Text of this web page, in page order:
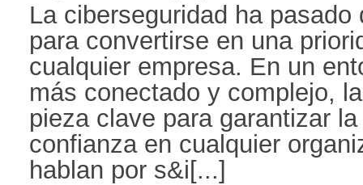
La ciberseguridad ha
para convertirse en una
cualquier empresa. En un
más conectado y complejo,
pieza clave para garantizar
confianza en cualquier
hablan por s&i[...]